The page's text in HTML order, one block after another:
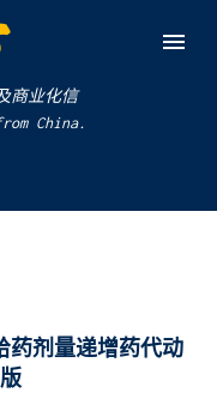
商业化信
China.
药剂量递增药代动